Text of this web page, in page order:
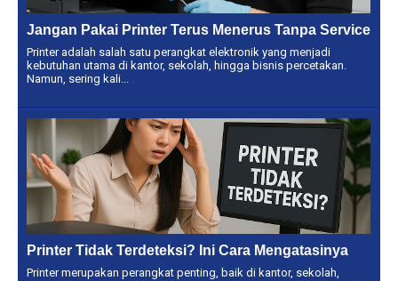
Jangan Pakai Printer Terus Menerus Tanpa Service
Printer adalah salah satu perangkat elektronik yang menjadi
kebutuhan utama di kantor, sekolah, hingga bisnis percetakan.
Namun, sering kali...
Printer Tidak Terdeteksi? Ini Cara Mengatasinya
Printer merupakan perangkat penting, baik di kantor, sekolah,